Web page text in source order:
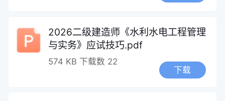
2026二级建造师《水利水电工程管理
与实务》应试技巧.pdf
574 KB 下载数 22
下载